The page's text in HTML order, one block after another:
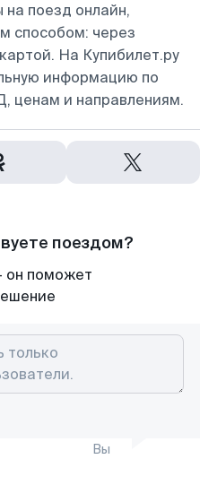
поезд онлайн,
способом: через
На Купибилет.ру
информацию по
ценам и направлениям.
поездом?
он поможет
Вы